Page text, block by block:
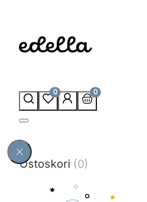
0 0
Ostoskori (0)